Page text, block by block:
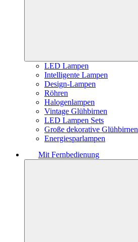
LED Lampen
Intelligente Lampen
Design-Lampen
Röhren
Halogenlampen
Vintage Glühbirnen
LED Lampen Sets
Große dekorative Glühbirnen
Energiesparlampen
Mit Fernbedienung